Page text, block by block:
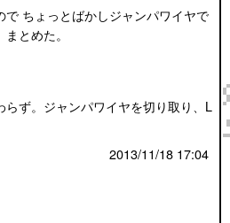
ちょっとばかしジャンパワイヤで
とめた。
ず。ジャンパワイヤを切り取り、L
2013/11/18 17:04